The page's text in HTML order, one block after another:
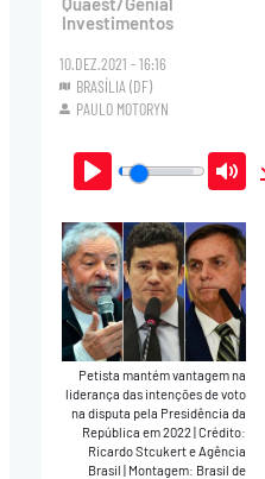
Investimentos
10.DEZ.2021 - 16:16
BRASÍLIA (DF)
PAULO MOTORYN
Play Mute
Petista mantém vantagem na
liderança das intenções de voto
na disputa pela Presidência da
República em 2022|Crédito:
Ricardo Stcukert e Agência
Brasil | Montagem: Brasil de